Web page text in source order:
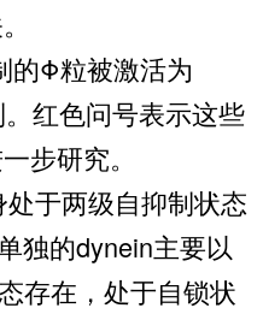
的Φ粒被激活为
红色问号表示这些
步研究。
于两级自抑制状态
独的dynein主要以
存在，处于自锁状